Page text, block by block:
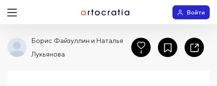
Войти
Борис Файзуллин и Наталья
Лукьянова
4